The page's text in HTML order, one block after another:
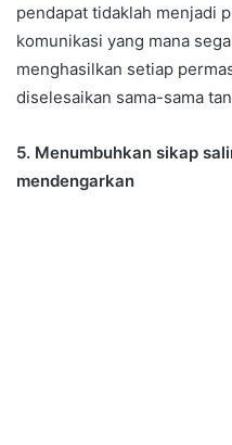
pendapat tidaklah menjadi
komunikasi yang mana
menghasilkan setiap
diselesaikan sama-sama
5. Menumbuhkan sikap
mendengarkan